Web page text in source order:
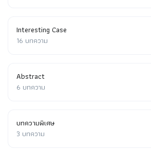
Interesting Case
16 บทความ
Abstract
6 บทความ
บทความพิเศษ
3 บทความ